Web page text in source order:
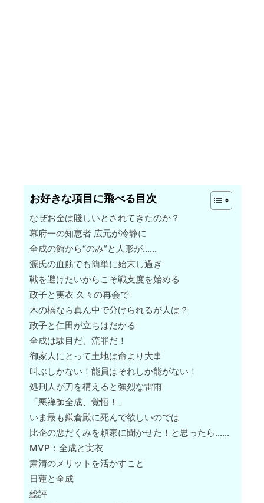
お好きな項目に飛べる目次
なぜお金は賤しいとされてきたのか？
幕府一の知恵者 広元が冷静に
全成の館から“のみ”と人形が……
源氏の血筋でも簡単に始末し過ぎ
戦を避けたいからこそ戦支度を始める
政子と実衣 久々の再会で
木の橋なら真ん中で分けられるが人は？
政子と仁田が立ちはだかる
全成は駄目だ、流罪だ！
御家人にとって土地は命より大事
叫ぶしかない！能員はそれしか能がない！
処刑人が刀を構えると強烈な雷雨
「悪禅師全成、覚悟！」
いま最も鎌倉殿に死んで欲しいのでは
比企の悪だくみを頼家に聞かせた！と思ったら……
MVP：全成と実衣
粛清のメリットを活かすこと
日蓮と全成
総評